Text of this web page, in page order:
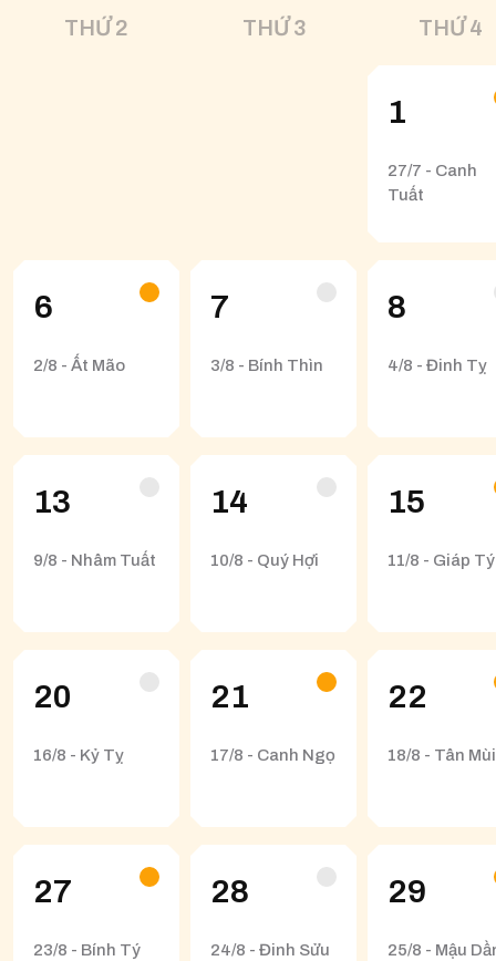
THỨ 2 THỨ 3 THỨ 4
1
27/7 - Canh
Tuất
6
2/8 - Ất Mão
7
3/8 - Bính Thìn
8
4/8 - Đinh Tỵ
13
9/8 - Nhâm Tuất
14
10/8 - Quý Hợi
15
11/8 - Giáp Tý
20
16/8 - Kỷ Tỵ
21
17/8 - Canh Ngọ
22
18/8 - Tân Mùi
27
23/8 - Bính Tý
28
24/8 - Đinh Sửu
29
25/8 - Mậu